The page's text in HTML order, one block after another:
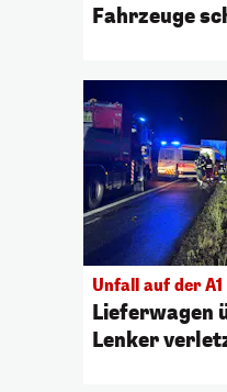
Fahrzeuge
Unfall auf der A1
Lieferwagen
Lenker